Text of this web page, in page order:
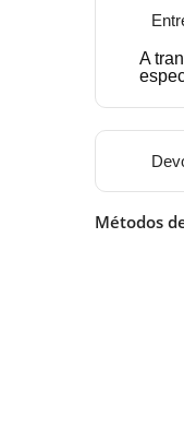
A
Métodos